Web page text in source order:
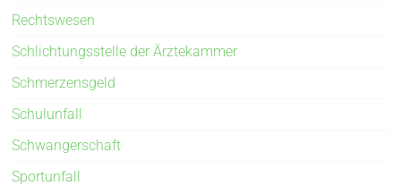
Rechtswesen
Schlichtungsstelle der Ärztekammer
Schmerzensgeld
Schulunfall
Schwangerschaft
Sportunfall